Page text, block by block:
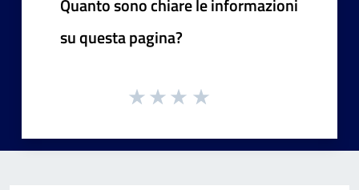
Quanto sono chiare le informazioni
su questa pagina?